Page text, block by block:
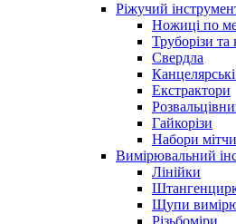
Ріжучий
Ножиці по
Труборізи
Свердла
Екстрактори
Гайкорізи
Набори
Вимірювальний
Лінійки
Щупи
Різьбоміри